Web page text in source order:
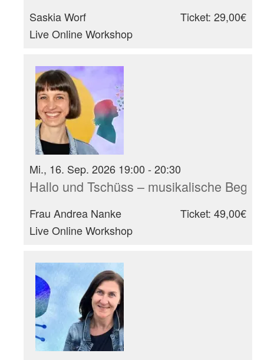
Saskia Worf
Live Online Workshop
Ticket: 29,00€
Mi., 16. Sep. 2026 19:00 - 20:30
Hallo und Tschüss – musikalische
Frau Andrea Nanke
Live Online Workshop
Ticket: 49,00€